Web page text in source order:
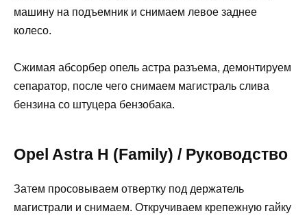
машину на подъемник и снимаем левое заднее
колесо.
Сжимая абсорбер опель астра разъема, демонтируем
сепаратор, после чего снимаем магистраль слива
бензина со штуцера бензобака.
Opel Astra H (Family) / Руководство
Затем просовываем отвертку под держатель
магистрали и снимаем. Откручиваем крепежную гайку